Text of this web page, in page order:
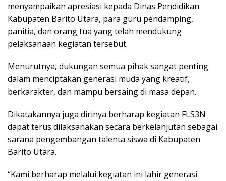
menyampaikan apresiasi kepada Dinas Pendidikan
Kabupaten Barito Utara, para guru pendamping,
panitia, dan orang tua yang telah mendukung
pelaksanaan kegiatan tersebut.
Menurutnya, dukungan semua pihak sangat penting
dalam menciptakan generasi muda yang kreatif,
berkarakter, dan mampu bersaing di masa depan.
Dikatakannya juga dirinya berharap kegiatan FLS3N
dapat terus dilaksanakan secara berkelanjutan sebagai
sarana pengembangan talenta siswa di Kabupaten
Barito Utara.
“Kami berharap melalui kegiatan ini lahir generasi